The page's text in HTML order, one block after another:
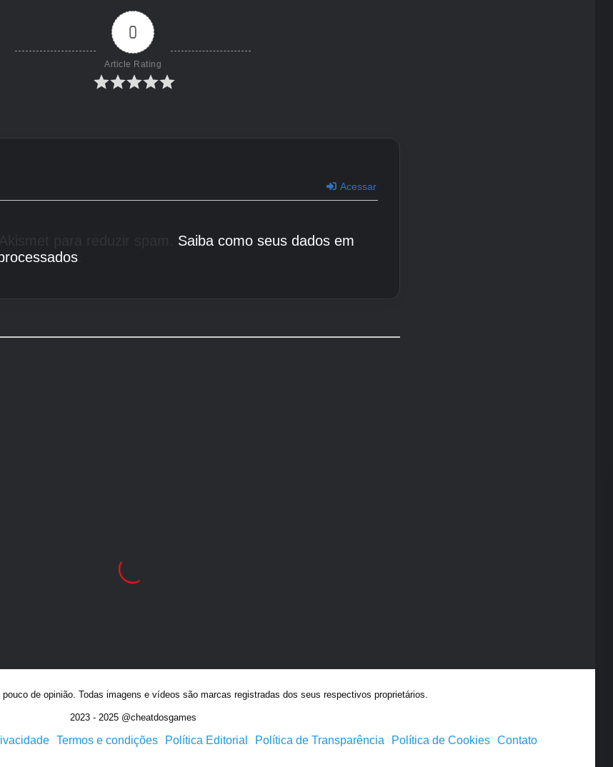
0
Article Rating
Acessar
Saiba como seus dados em
de opinião. Todas imagens e vídeos são marcas registradas dos seus respectivos proprietários.
2023 - 2025 @cheatdosgames
Termos e condições Política Editorial Política de Transparência Política de Cookies Contato